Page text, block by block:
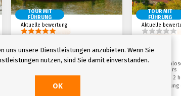
TOUR MIT
FÜHRUNG
Prague Castle
kostenlose Stornierung: up
Dauer: 2 hours
Beginn: 10:00 a.m.
Aktuelle bewertung
TOUR MIT
FÜHRUNG
Prager
to 48 hours
Dauer: 2
Aktuelle
uns unsere Dienstleistungen anzubieten. Wenn Sie
nutzen, sind Sie damit einverstanden.
OK